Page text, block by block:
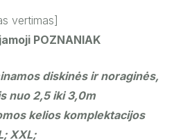
vertimas]
POZNANIAK
diskinės ir noraginės,
nuo 2,5 iki 3,0m
kelios komplektacijos
XXL;